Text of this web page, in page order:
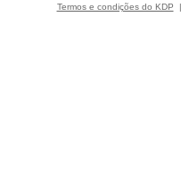
Termos e condições do KDP